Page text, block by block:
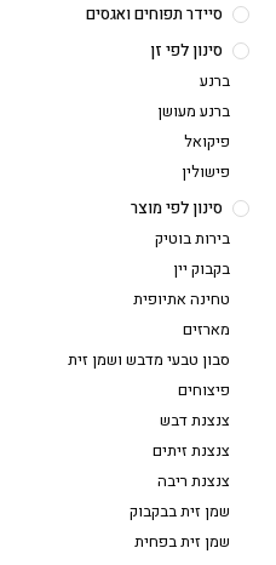
סיידר תפוחים ואגסים
סינון לפי זן
ברנע
ברנע מעושן
פיקואל
פישולין
סינון לפי מוצר
בירות בוטיק
בקבוק יין
טחינה אתיופית
מארזים
סבון טבעי מדבש ושמן זית
פיצוחים
צנצנת דבש
צנצנת זיתים
צנצנת ריבה
שמן זית בבקבוק
שמן זית בפחית